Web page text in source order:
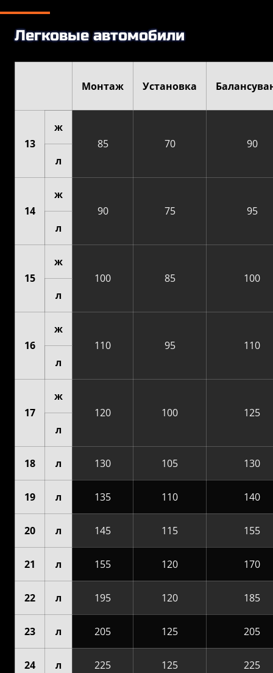
Легковые автомобили
Монтаж Установка
13
ж
85
70
90
л
14
ж
90
75
95
л
15
ж
100
85
100
л
16
ж
110
95
110
л
17
ж
120
100
125
л
18 л 130 105 130
19 л 135 110 140
20 л 145 115 155
21 л 155 120 170
22 л 195 120 185
23 л 205 125 205
24 л 225 125 225